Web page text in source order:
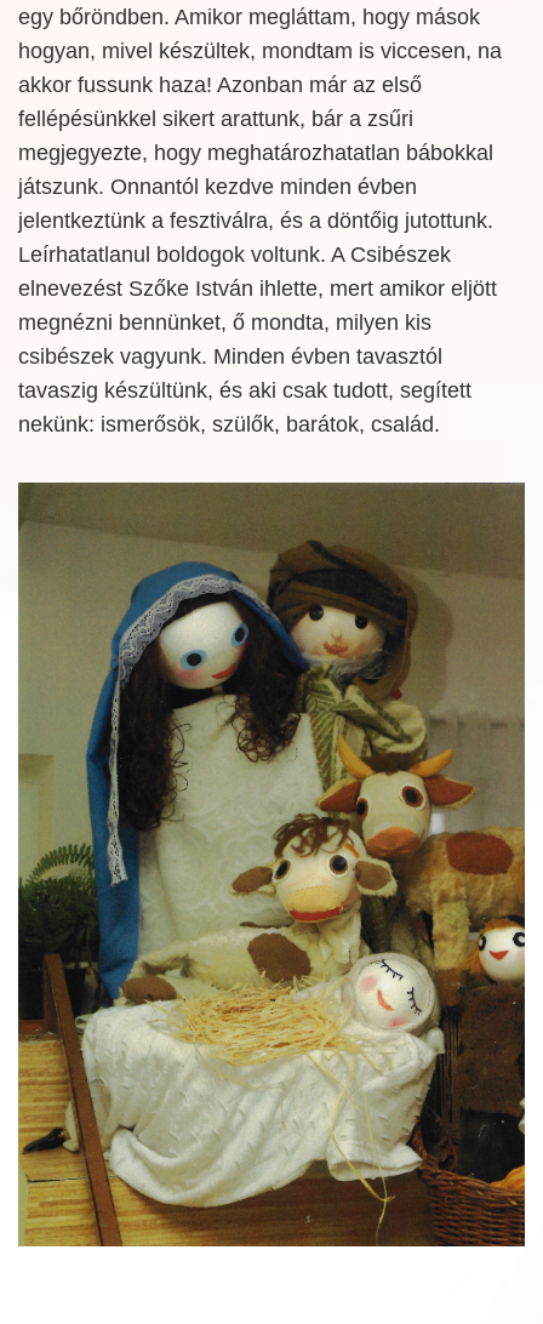
egy bőröndben. Amikor megláttam, hogy mások
hogyan, mivel készültek, mondtam is viccesen, na
akkor fussunk haza! Azonban már az első
fellépésünkkel sikert arattunk, bár a zsűri
megjegyezte, hogy meghatározhatatlan bábokkal
játszunk. Onnantól kezdve minden évben
jelentkeztünk a fesztiválra, és a döntőig jutottunk.
Leírhatatlanul boldogok voltunk. A Csibészek
elnevezést Szőke István ihlette, mert amikor eljött
megnézni bennünket, ő mondta, milyen kis
csibészek vagyunk. Minden évben tavasztól
tavaszig készültünk, és aki csak tudott, segített
nekünk: ismerősök, szülők, barátok, család.